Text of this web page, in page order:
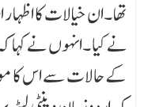
تھا ۔ان خیالات کا
نے کیا ۔انہوں نے کہا
کے حالات سے اس کا